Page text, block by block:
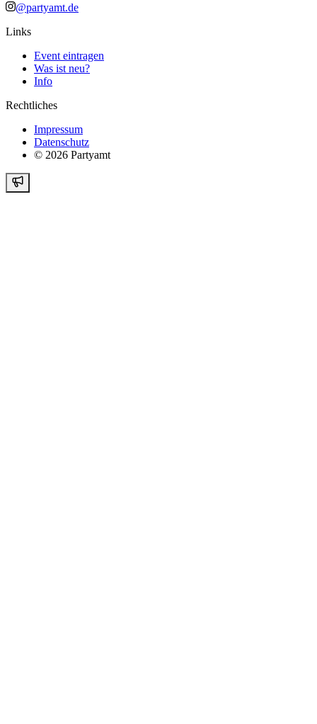
@partyamt.de
Links
Event eintragen
Was ist neu?
Info
Rechtliches
Impressum
Datenschutz
© 2026 Partyamt